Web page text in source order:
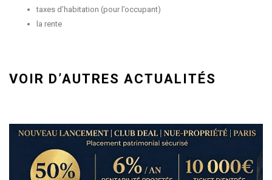
taxes d’habitation (pour l’occupant)
la rente
VOIR D’AUTRES ACTUALITÉS